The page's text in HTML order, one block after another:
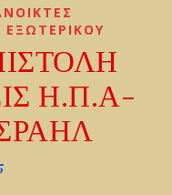
ΕΞΩΤΕΡΙΚΟΥ
Η.Π.Α-